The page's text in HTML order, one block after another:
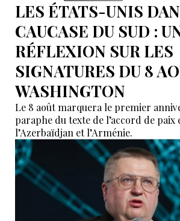
LES ÉTATS-UNIS
CAUCASE DU SUD :
RÉFLEXION SUR LES
SIGNATURES DU 8
WASHINGTON
Le 8 août marquera le premier
paraphe du texte de l’accord de paix
l’Azerbaïdjan et l’Arménie.